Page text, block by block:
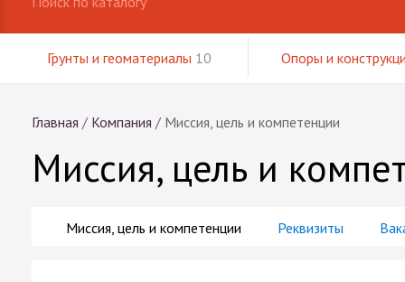
Грунты и геоматериалы 10 Опоры и
Главная / Компания / Миссия, цель и компетенции
Миссия, цель и
Миссия, цель и компетенции Реквизиты